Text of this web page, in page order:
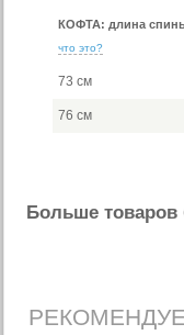
КОФТА: длина
что это?
73 см
76 см
Больше